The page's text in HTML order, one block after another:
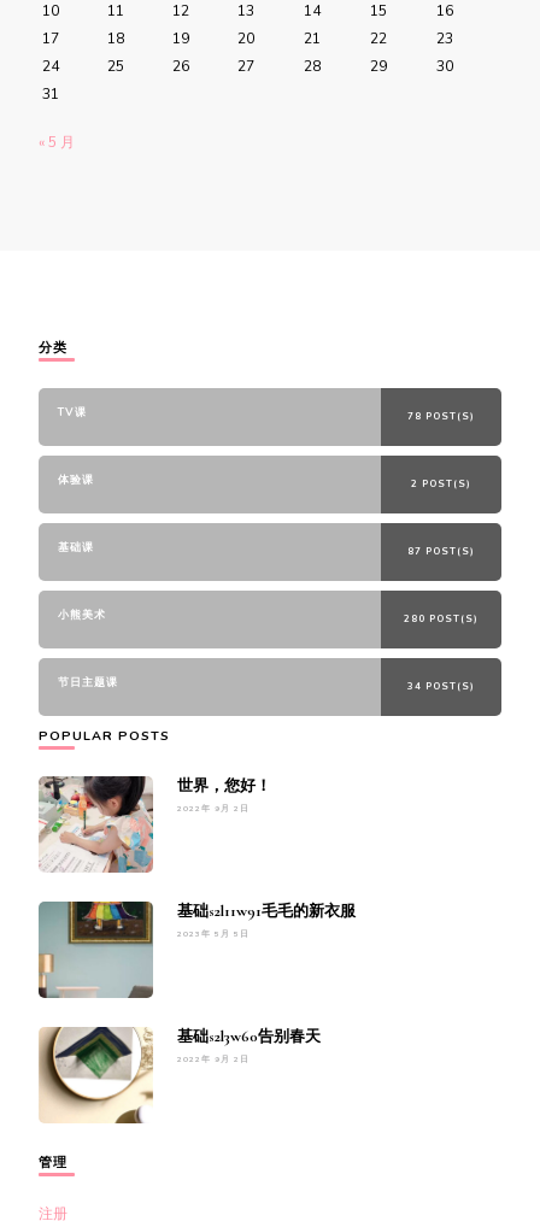
10
11 12 13 14 15
16
17
18 19 20 21 22
23
24
25 26 27 28 29
30
31
« 5 月
分类
TV课 78 POST(S)
体验课 2 POST(S)
基础课 87 POST(S)
小熊美术 280 POST(S)
节日主题课 34 POST(S)
POPULAR POSTS
世界，您好！
2022年 9月 2日
基础s2l11w91毛毛的新衣服
2023年 5月 5日
基础s2l3w60告别春天
2022年 9月 2日
管理
注册